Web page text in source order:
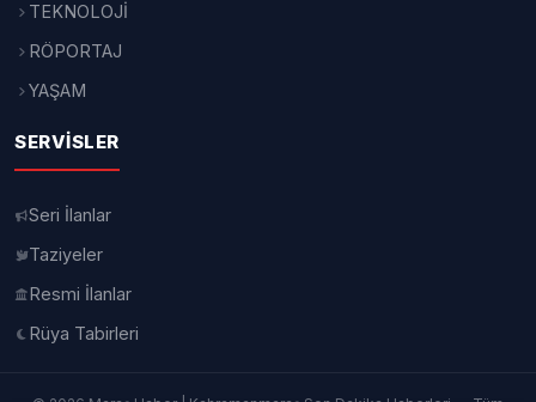
TEKNOLOJİ
RÖPORTAJ
YAŞAM
SERVISLER
Seri İlanlar
Taziyeler
Resmi İlanlar
Rüya Tabirleri